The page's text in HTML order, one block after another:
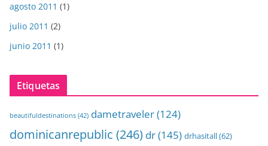
agosto 2011 (1)
julio 2011 (2)
junio 2011 (1)
Etiquetas
beautifuldestinations (42) dametraveler(124)
dominicanrepublic (246) dr(145) drhasitall(62)